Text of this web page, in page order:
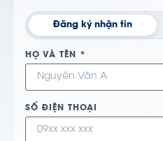
Đăng ký nhận tin
HỌ VÀ TÊN *
SỐ ĐIỆN THOẠI